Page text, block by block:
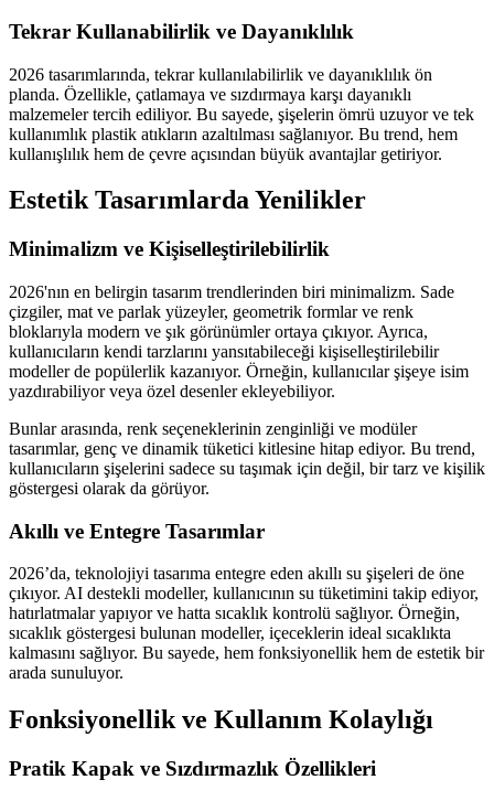
Tekrar Kullanabilirlik ve Dayanıklılık
2026 tasarımlarında, tekrar kullanılabilirlik ve dayanıklılık ön
planda. Özellikle, çatlamaya ve sızdırmaya karşı dayanıklı
malzemeler tercih ediliyor. Bu sayede, şişelerin ömrü uzuyor ve tek
kullanımlık plastik atıkların azaltılması sağlanıyor. Bu trend, hem
kullanışlılık hem de çevre açısından büyük avantajlar getiriyor.
Estetik Tasarımlarda Yenilikler
Minimalizm ve Kişiselleştirilebilirlik
2026'nın en belirgin tasarım trendlerinden biri minimalizm. Sade
çizgiler, mat ve parlak yüzeyler, geometrik formlar ve renk
bloklarıyla modern ve şık görünümler ortaya çıkıyor. Ayrıca,
kullanıcıların kendi tarzlarını yansıtabileceği kişiselleştirilebilir
modeller de popülerlik kazanıyor. Örneğin, kullanıcılar şişeye isim
yazdırabiliyor veya özel desenler ekleyebiliyor.
Bunlar arasında, renk seçeneklerinin zenginliği ve modüler
tasarımlar, genç ve dinamik tüketici kitlesine hitap ediyor. Bu trend,
kullanıcıların şişelerini sadece su taşımak için değil, bir tarz ve kişilik
göstergesi olarak da görüyor.
Akıllı ve Entegre Tasarımlar
2026’da, teknolojiyi tasarıma entegre eden akıllı su şişeleri de öne
çıkıyor. AI destekli modeller, kullanıcının su tüketimini takip ediyor,
hatırlatmalar yapıyor ve hatta sıcaklık kontrolü sağlıyor. Örneğin,
sıcaklık göstergesi bulunan modeller, içeceklerin ideal sıcaklıkta
kalmasını sağlıyor. Bu sayede, hem fonksiyonellik hem de estetik bir
arada sunuluyor.
Fonksiyonellik ve Kullanım Kolaylığı
Pratik Kapak ve Sızdırmazlık Özellikleri